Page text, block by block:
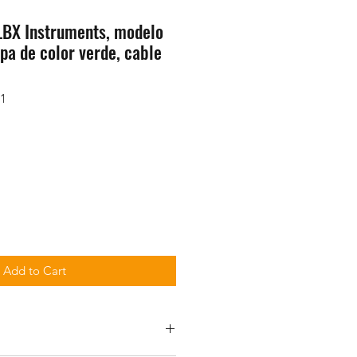
Instruments, modelo
de color verde, cable
Add to Cart